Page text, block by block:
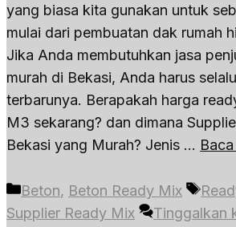
yang biasa kita gunakan untuk
mulai dari pembuatan dak rumah
Jika Anda membutuhkan jasa
murah di Bekasi, Anda harus
terbarunya. Berapakah harga
M3 sekarang? dan dimana
Bekasi yang Murah? Jenis …
Kategori
Beton, Beton Ready Mix Tag
Supplier Ready Mix
Tinggalkan